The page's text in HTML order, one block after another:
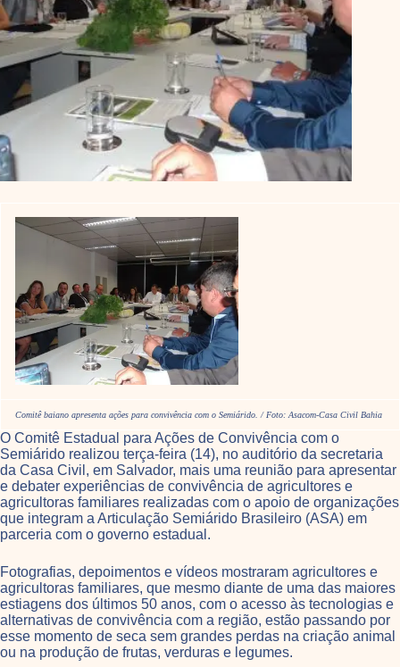
Comitê baiano apresenta ações para convivência com o Semiárido. / Foto: Asacom-Casa Civil Bahia
O Comitê Estadual para Ações de Convivência com o
Semiárido realizou terça-feira (14), no auditório da secretaria
da Casa Civil, em Salvador, mais uma reunião para apresentar
e debater experiências de convivência de agricultores e
agricultoras familiares realizadas com o apoio de organizações
que integram a Articulação Semiárido Brasileiro (ASA) em
parceria com o governo estadual.
Fotografias, depoimentos e vídeos mostraram agricultores e
agricultoras familiares, que mesmo diante de uma das maiores
estiagens dos últimos 50 anos, com o acesso às tecnologias e
alternativas de convivência com a região, estão passando por
esse momento de seca sem grandes perdas na criação animal
ou na produção de frutas, verduras e legumes.